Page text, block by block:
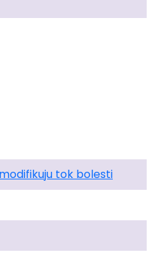
tok bolesti